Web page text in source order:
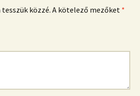
közzé. A kötelező mezőket *